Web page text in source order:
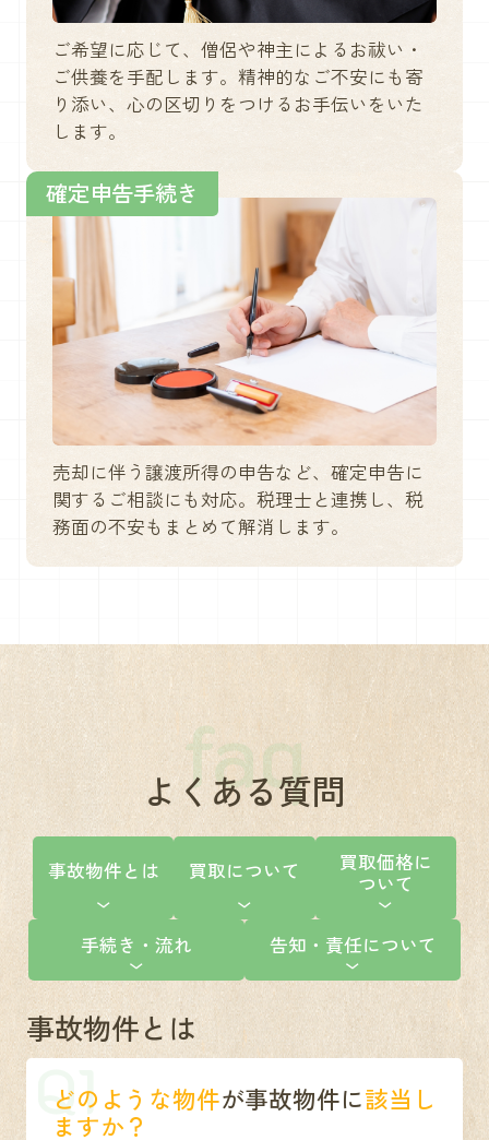
ご希望に応じて、僧侶や神主によるお祓い・
ご供養を手配します。精神的なご不安にも寄
り添い、心の区切りをつけるお手伝いをいた
します。
確定申告手続き
売却に伴う譲渡所得の申告など、確定申告に
関するご相談にも対応。税理士と連携し、税
務面の不安もまとめて解消します。
faq
よくある質問
事故物件とは 買取について
買取価格に
ついて
手続き・流れ 告知・責任について
事故物件とは
Q1
どのような物件が事故物件に該当し
ますか？